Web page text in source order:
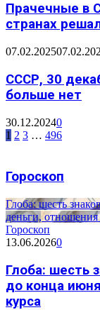
Прачечные в
странах
07.02.2025
СССР, 30
больше нет
30.12.20240
1 2 3 … 496
Гороскоп
Глоба: шесть
деньги,
Гороскоп
13.06.20260
Глоба: шесть
до конца
курса